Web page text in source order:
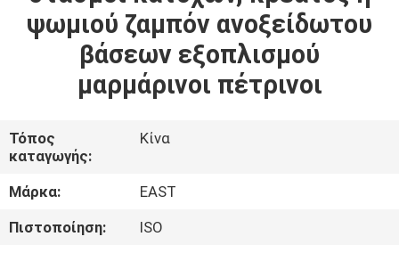
ΒΊΝΤΕΟ
ΠΕΡΊΠΟΥ
ΕΜΕΊΣ
ΓΎΡΟΣ
ΕΡΓΟΣΤΑΣΊΩΝ
ψωμιού ζαμπόν ανοξείδωτου
βάσεων εξοπλισμού
μαρμάρινοι πέτρινοι
Τόπος
καταγωγής:
Κίνα
Μάρκα:
EAST
Πιστοποίηση:
ISO